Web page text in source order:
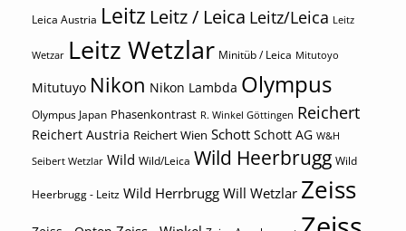
Leica Austria Leitz Leitz / Leica Leitz/Leica Leitz
Wetzar Leitz Wetzlar Minitüb / Leica Mitutoyo
Mitutuyo Nikon Nikon Lambda Olympus
Olympus Japan Phasenkontrast R. Winkel Göttingen Reichert
Reichert Austria Reichert Wien Schott Schott AG W&H
Seibert Wetzlar Wild Wild/Leica Wild Heerbrugg Wild
Heerbrugg - Leitz Wild Herrbrugg Will Wetzlar Zeiss